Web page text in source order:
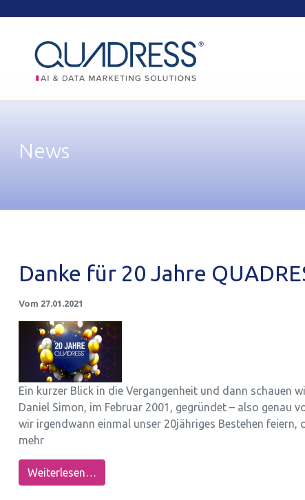
News
Danke für 20 Jahre
Vom 27.01.2021
Ein kurzer Blick in die Vergangenheit und dann schauen
Daniel Simon, im Februar 2001, gegründet – also genau
wir irgendwann einmal unser 20jähriges Bestehen
mehr
Weiterlesen…